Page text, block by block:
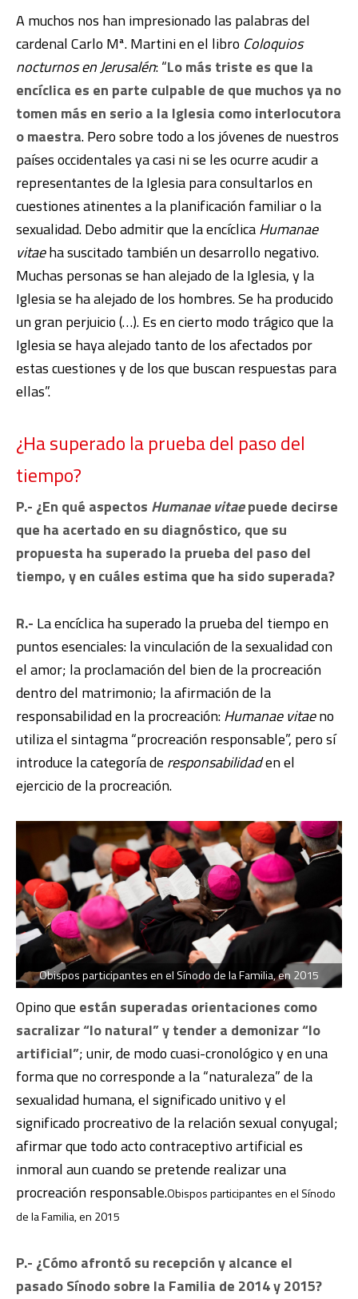
A muchos nos han impresionado las palabras del
cardenal Carlo Mª. Martini en el libro Coloquios
nocturnos en Jerusalén: “Lo más triste es que la
encíclica es en parte culpable de que muchos ya no
tomen más en serio a la Iglesia como interlocutora
o maestra. Pero sobre todo a los jóvenes de nuestros
países occidentales ya casi ni se les ocurre acudir a
representantes de la Iglesia para consultarlos en
cuestiones atinentes a la planificación familiar o la
sexualidad. Debo admitir que la encíclicaHumanae
vitaeha suscitado también un desarrollo negativo.
Muchas personas se han alejado de la Iglesia, y la
Iglesia se ha alejado de los hombres. Se ha producido
un gran perjuicio (…). Es en cierto modo trágico que la
Iglesia se haya alejado tanto de los afectados por
estas cuestiones y de los que buscan respuestas para
ellas”.
¿Ha superado la prueba del paso del
tiempo?
P.- ¿En qué aspectos Humanae vitaepuede decirse
que ha acertado en su diagnóstico, que su
propuesta ha superado la prueba del paso del
tiempo, y en cuáles estima que ha sido superada?
R.- La encíclica ha superado la prueba del tiempo en
puntos esenciales: la vinculación de la sexualidad con
el amor; la proclamación del bien de la procreación
dentro del matrimonio; la afirmación de la
responsabilidad en la procreación:Humanae vitaeno
utiliza el sintagma “procreación responsable”, pero sí
introduce la categoría de responsabilidaden el
ejercicio de la procreación.
Obispos participantes en el Sínodo de la Familia, en 2015
Opino que están superadas orientaciones como
sacralizar “lo natural” y tender a demonizar “lo
artificial”; unir, de modo cuasi-cronológico y en una
forma que no corresponde a la “naturaleza” de la
sexualidad humana, el significado unitivo y el
significado procreativo de la relación sexual conyugal;
afirmar que todo acto contraceptivo artificial es
inmoral aun cuando se pretende realizar una
procreación responsable.Obispos participantes en el Sínodo
de la Familia, en 2015
P.- ¿Cómo afrontó su recepción y alcance el
pasado Sínodo sobre la Familia de 2014 y 2015?